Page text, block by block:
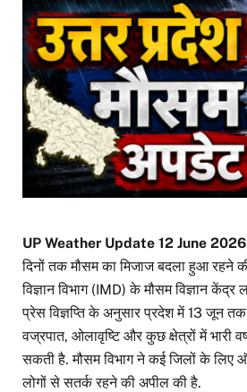
UP Weather Update 12 June
दिनों तक मौसम का मिजाज बदला हुआ रहने
विज्ञान विभाग (IMD) के मौसम विज्ञान केंद्र
प्रेस विज्ञप्ति के अनुसार प्रदेश में 13 जून
वज्रपात, ओलावृष्टि और कुछ क्षेत्रों में भारी
सकती है. मौसम विभाग ने कई जिलों के लिए
लोगों से सतर्क रहने की अपील की है.